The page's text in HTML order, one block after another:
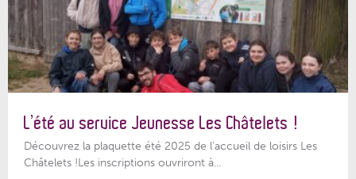
L’été au service Jeunesse Les Châtelets !
Découvrez la plaquette été 2025 de l’accueil de loisirs Les
Châtelets !Les inscriptions ouvriront à...